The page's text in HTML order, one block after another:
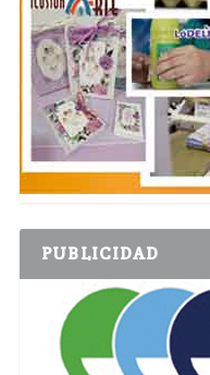
PUBLICIDAD